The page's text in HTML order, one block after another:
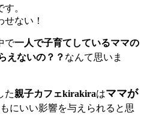
。
ない！
で一人で子育てしているママの
えないの？？ なんて思いま
た親子カフェkirakiraはママが
にいい影響を与えられると思